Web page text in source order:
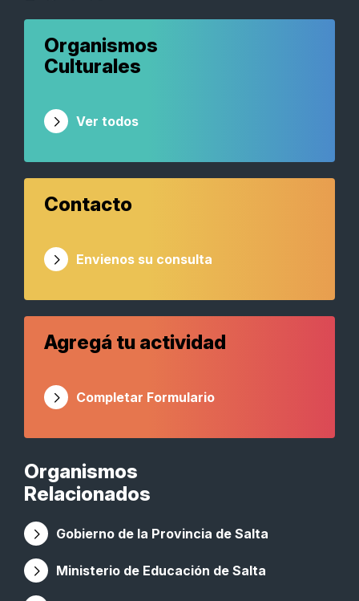
Organismos
Relacionados
Gobierno de la Provincia de Salta
Ministerio de Educación de Salta
Organismos
Culturales
Ver todos
Contacto
Envienos su consulta
Agregá tu actividad
Completar Formulario